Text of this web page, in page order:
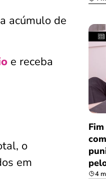
acúmulo de
e receba
o
em
4